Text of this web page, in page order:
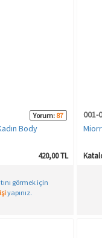
Yorum: 87
Body
420,00 TL
görmek için
yapınız.
001-